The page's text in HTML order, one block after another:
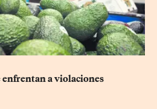
enfrentan a violaciones